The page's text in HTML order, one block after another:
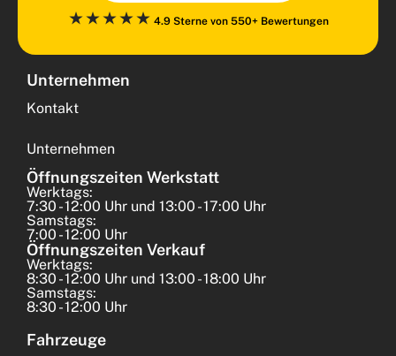
⋆⋆⋆⋆⋆ 4.9 Sterne von 550+ Bewertungen
Unternehmen
Kontakt
Unternehmen
Öffnungszeiten Werkstatt
Werktags:
7:30 - 12:00 Uhr und 13:00 - 17:00 Uhr
Samstags:
7:00 - 12:00 Uhr
Öffnungszeiten Verkauf
Werktags:
8:30 - 12:00 Uhr und 13:00 - 18:00 Uhr
Samstags:
8:30 - 12:00 Uhr
Fahrzeuge